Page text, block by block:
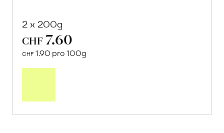
2 x 200g
CHF 7.60
CHF 1.90 pro 100g